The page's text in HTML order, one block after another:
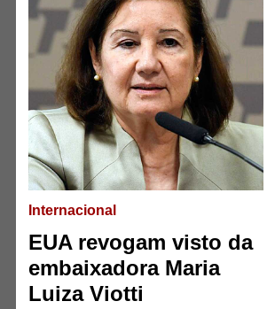
Internacional
EUA revogam visto da
embaixadora Maria
Luiza Viotti